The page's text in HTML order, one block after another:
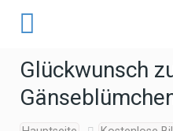
Glückwunsch